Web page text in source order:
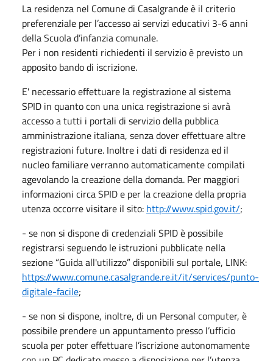
La residenza nel Comune di Casalgrande è il criterio
preferenziale per l’accesso ai servizi educativi 3-6 anni
della Scuola d’infanzia comunale.
Per i non residenti richiedenti il servizio è previsto un
apposito bando di iscrizione.
E' necessario effettuare la registrazione al sistema
SPID in quanto con una unica registrazione si avrà
accesso a tutti i portali di servizio della pubblica
amministrazione italiana, senza dover effettuare altre
registrazioni future. Inoltre i dati di residenza ed il
nucleo familiare verranno automaticamente compilati
agevolando la creazione della domanda. Per maggiori
informazioni circa SPID e per la creazione della propria
utenza occorre visitare il sito: http://www.spid.gov.it/;
- se non si dispone di credenziali SPID è possibile
registrarsi seguendo le istruzioni pubblicate nella
sezione “Guida all'utilizzo” disponibili sul portale, LINK:
https://www.comune.casalgrande.re.it/it/services/punto-
digitale-facile;
- se non si dispone, inoltre, di un Personal computer, è
possibile prendere un appuntamento presso l’ufficio
scuola per poter effettuare l’iscrizione autonomamente